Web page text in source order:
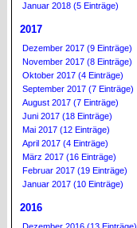
Januar 2018 (5 Einträge)
2017
Dezember 2017 (9 Einträge)
November 2017 (8 Einträge)
Oktober 2017 (4 Einträge)
September 2017 (7 Einträge)
August 2017 (7 Einträge)
Juni 2017 (18 Einträge)
Mai 2017 (12 Einträge)
April 2017 (4 Einträge)
März 2017 (16 Einträge)
Februar 2017 (19 Einträge)
Januar 2017 (10 Einträge)
2016